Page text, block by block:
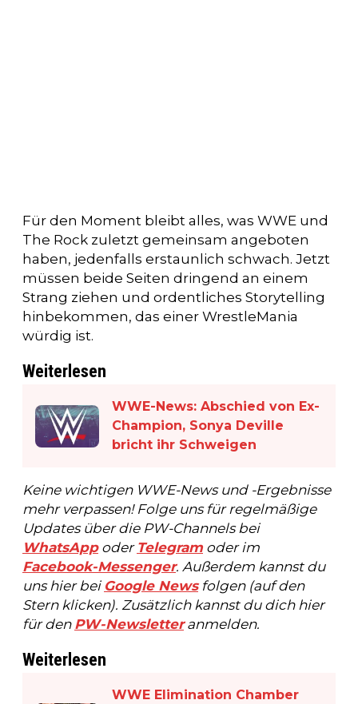
Für den Moment bleibt alles, was WWE und
The Rock zuletzt gemeinsam angeboten
haben, jedenfalls erstaunlich schwach. Jetzt
müssen beide Seiten dringend an einem
Strang ziehen und ordentliches Storytelling
hinbekommen, das einer WrestleMania
würdig ist.
Weiterlesen
WWE-News: Abschied von Ex-
Champion, Sonya Deville
bricht ihr Schweigen
Keine wichtigen WWE-News und -Ergebnisse
mehr verpassen! Folge uns für regelmäßige
Updates über die PW-Channels bei
WhatsAppoder Telegramoder im
Facebook-Messenger. Außerdem kannst du
uns hier bei Google Newsfolgen (auf den
Stern klicken). Zusätzlich kannst du dich hier
für den PW-Newsletteranmelden.
Weiterlesen
WWE Elimination Chamber